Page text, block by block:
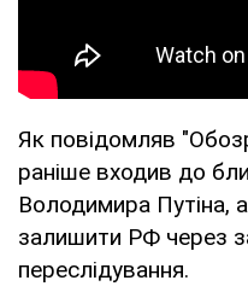
Як повідомляв
раніше входив до
Володимира Путіна,
залишити РФ через
переслідування.